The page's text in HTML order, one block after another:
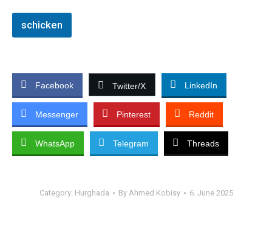
schicken
Facebook Twitter/X LinkedIn
Messenger Pinterest Reddit
WhatsApp Telegram Threads
Category: Hurghada By Ahmed Kobisy 6. June 2025